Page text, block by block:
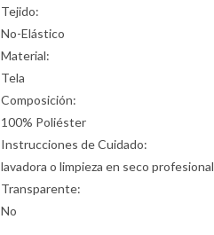
Tejido:
No-Elástico
Material:
Tela
Composición:
100% Poliéster
Instrucciones de Cuidado:
lavadora o limpieza en seco profesional
Transparente:
No